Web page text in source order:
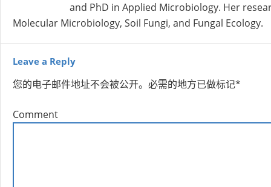
and PhD in Applied Microbiology. Her
Molecular Microbiology, Soil Fungi, and Fungal Ecology.
Leave a Reply
您的电子邮件地址不会被公开。 必需的地方已做标记*
Comment